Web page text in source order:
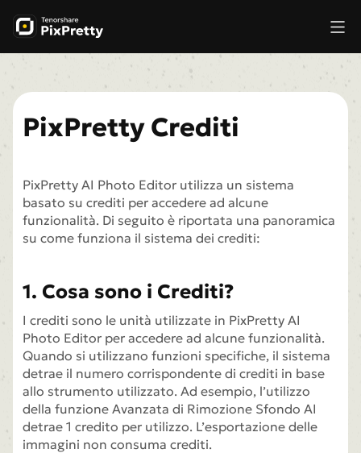
PixPretty Crediti
PixPretty AI Photo Editor utilizza un sistema
basato su crediti per accedere ad alcune
funzionalità. Di seguito è riportata una panoramica
su come funziona il sistema dei crediti:
1. Cosa sono i Crediti?
I crediti sono le unità utilizzate in PixPretty AI
Photo Editor per accedere ad alcune funzionalità.
Quando si utilizzano funzioni specifiche, il sistema
detrae il numero corrispondente di crediti in base
allo strumento utilizzato. Ad esempio, l’utilizzo
della funzione Avanzata di Rimozione Sfondo AI
detrae 1 credito per utilizzo. L’esportazione delle
immagini non consuma crediti.